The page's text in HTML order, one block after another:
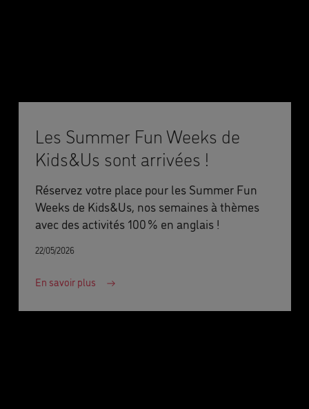
Les Summer Fun Weeks de
Kids&Us sont arrivées !
Réservez votre place pour les Summer Fun
Weeks de Kids&Us, nos semaines à thèmes
avec des activités 100 % en anglais !
22/05/2026
En savoir plus